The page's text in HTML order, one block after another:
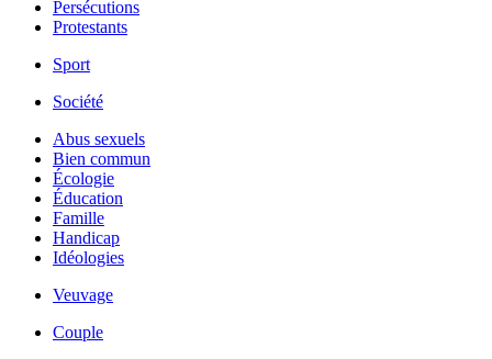
Persécutions
Protestants
Sport
Société
Abus sexuels
Bien commun
Écologie
Éducation
Famille
Handicap
Idéologies
Veuvage
Couple